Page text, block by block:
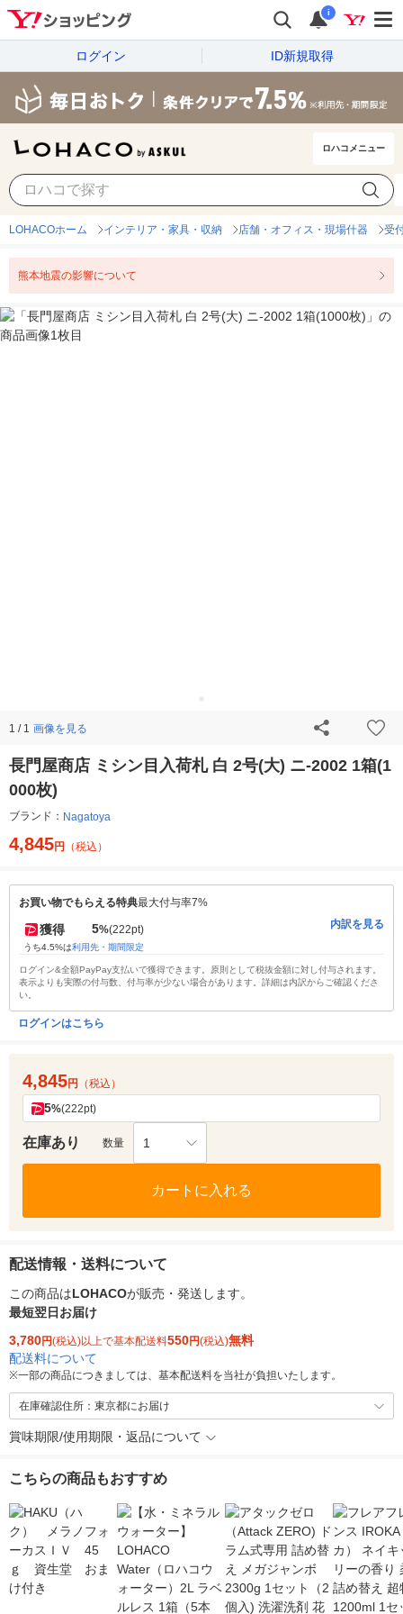
i
ログイン ID新規取得
ロハコメニュー
LOHACOホーム インテリア・家具・収納 店舗・オフィス・現場什器 受
熊本地震の影響について
1 / 1 画像を見る
長門屋商店 ミシン目入荷札 白 2号(大) ニ-2002 1箱(1
000枚)
ブランド： Nagatoya
4,845円 （税込）
お買い物でもらえる特典最大付与率7%
獲得 5%(222pt)
うち4.5%は利用先・期間限定
内訳を見る
ログイン&全額PayPay支払いで獲得できます。原則として税抜金額に対し付与されます。
表示よりも実際の付与数、付与率が少ない場合があります。詳細は内訳からご確認くださ
い。
ログインはこちら
4,845円 （税込）
5%(222pt)
在庫あり 数量 1
カートに入れる
配送情報・送料について
この商品はLOHACOが販売・発送します。
最短翌日お届け
3,780円(税込)以上で基本配送料550円(税込)無料
配送料について
※一部の商品につきましては、基本配送料を当社が負担いたします。
在庫確認住所：東京都にお届け
賞味期限/使用期限・返品について
こちらの商品もおすすめ